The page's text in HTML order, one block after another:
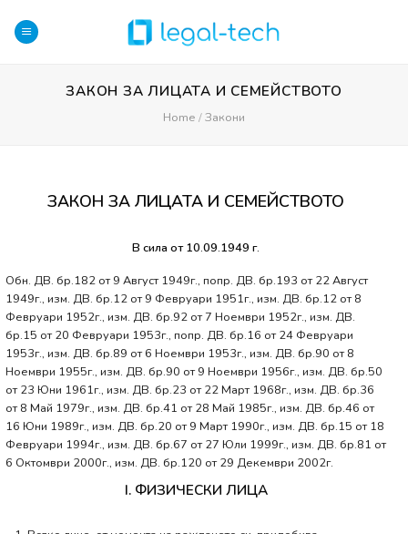
content
ЗАКОН ЗА ЛИЦАТА И СЕМЕЙСТВОТО
Home / Закони
ЗАКОН ЗА ЛИЦАТА И СЕМЕЙСТВОТО
В сила от 10.09.1949 г.
Обн. ДВ. бр.182 от 9 Август 1949г., попр. ДВ. бр.193 от 22 Август
1949г., изм. ДВ. бр.12 от 9 Февруари 1951г., изм. ДВ. бр.12 от 8
Февруари 1952г., изм. ДВ. бр.92 от 7 Ноември 1952г., изм. ДВ.
бр.15 от 20 Февруари 1953г., попр. ДВ. бр.16 от 24 Февруари
1953г., изм. ДВ. бр.89 от 6 Ноември 1953г., изм. ДВ. бр.90 от 8
Ноември 1955г., изм. ДВ. бр.90 от 9 Ноември 1956г., изм. ДВ. бр.50
от 23 Юни 1961г., изм. ДВ. бр.23 от 22 Март 1968г., изм. ДВ. бр.36
от 8 Май 1979г., изм. ДВ. бр.41 от 28 Май 1985г., изм. ДВ. бр.46 от
16 Юни 1989г., изм. ДВ. бр.20 от 9 Март 1990г., изм. ДВ. бр.15 от 18
Февруари 1994г., изм. ДВ. бр.67 от 27 Юли 1999г., изм. ДВ. бр.81 от
6 Октомври 2000г., изм. ДВ. бр.120 от 29 Декември 2002г.
I. ФИЗИЧЕСКИ ЛИЦА